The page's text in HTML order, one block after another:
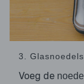
3.
Voeg de